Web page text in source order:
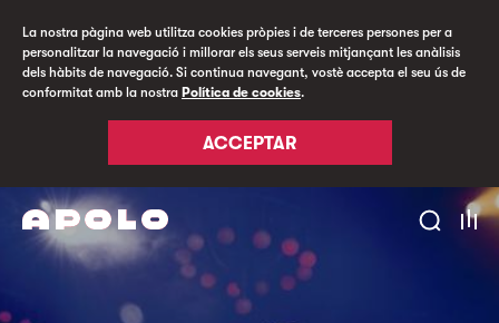
La nostra pàgina web utilitza cookies pròpies i de terceres persones per a
personalitzar la navegació i millorar els seus serveis mitjançant les anàlisis
dels hàbits de navegació. Si continua navegant, vostè accepta el seu ús de
conformitat amb la nostra Política de cookies.
ACCEPTAR